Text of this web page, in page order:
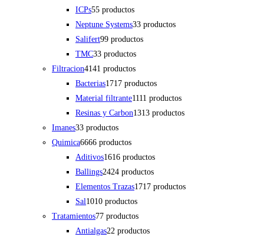
ICPs55 productos
Neptune Systems33 productos
Salifert99 productos
TMC33 productos
Filtracion4141 productos
Bacterias1717 productos
Material filtrante1111 productos
Resinas y Carbon1313 productos
Imanes33 productos
Quimica6666 productos
Aditivos1616 productos
Ballings2424 productos
Elementos Trazas1717 productos
Sal1010 productos
Tratamientos77 productos
Antialgas22 productos